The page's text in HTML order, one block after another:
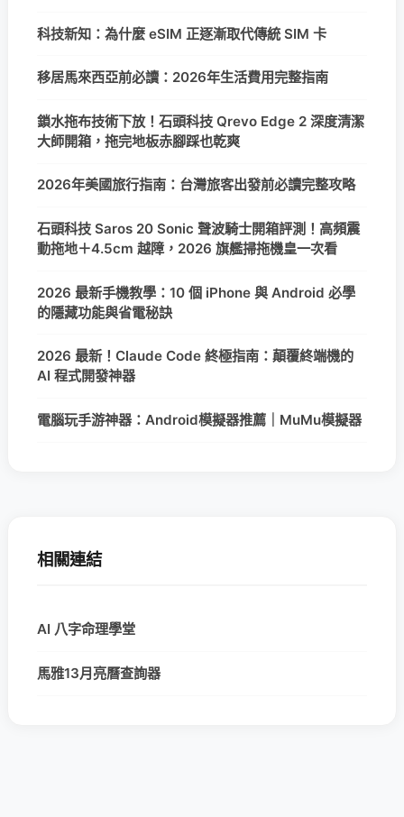
科技新知：為什麼 eSIM 正逐漸取代傳統 SIM 卡
移居馬來西亞前必讀：2026年生活費用完整指南
鎖水拖布技術下放！石頭科技 Qrevo Edge 2 深度清潔
大師開箱，拖完地板赤腳踩也乾爽
2026年美國旅行指南：台灣旅客出發前必讀完整攻略
石頭科技 Saros 20 Sonic 聲波騎士開箱評測！高頻震
動拖地＋4.5cm 越障，2026 旗艦掃拖機皇一次看
2026 最新手機教學：10 個 iPhone 與 Android 必學
的隱藏功能與省電秘訣
2026 最新！Claude Code 終極指南：顛覆終端機的
AI 程式開發神器
電腦玩手游神器：Android模擬器推薦｜MuMu模擬器
相關連結
AI 八字命理學堂
馬雅13月亮曆查詢器